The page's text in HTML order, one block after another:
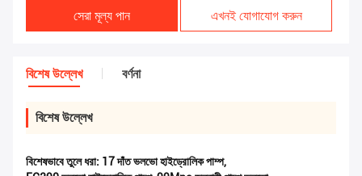
সেরা মূল্য পান এখনই যোগাযোগ করুন
বিশেষ উল্লেখ বর্ণনা
বিশেষ উল্লেখ
বিশেষভাবে তুলে ধরা: 17 দাঁত ভলভো হাইড্রোলিক পাম্প,